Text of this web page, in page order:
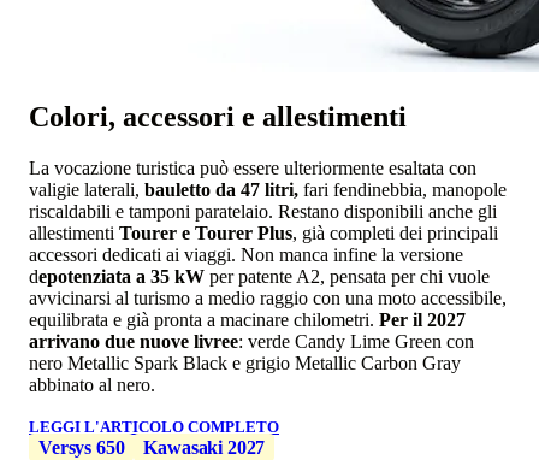
Colori, accessori e allestimenti
La vocazione turistica può essere ulteriormente esaltata con
valigie laterali, bauletto da 47 litri, fari fendinebbia, manopole
riscaldabili e tamponi paratelaio. Restano disponibili anche gli
allestimenti Tourer e Tourer Plus, già completi dei principali
accessori dedicati ai viaggi. Non manca infine la versione
depotenziata a 35 kW per patente A2, pensata per chi vuole
avvicinarsi al turismo a medio raggio con una moto accessibile,
equilibrata e già pronta a macinare chilometri. Per il 2027
arrivano due nuove livree: verde Candy Lime Green con
nero Metallic Spark Black e grigio Metallic Carbon Gray
abbinato al nero.
LEGGI L'ARTICOLO COMPLETO
Versys 650 Kawasaki 2027